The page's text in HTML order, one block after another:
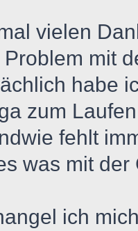
vielen
Problem mit
habe
zum
fehlt
was mit
ich